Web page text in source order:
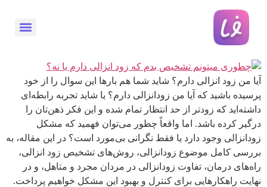
تشخیص زود انزالی آنلاین +
روش درمان زود انزالی
آیا من زود انزالی دارم؟ شاید شما هم بارها این سوال را از خود
پرسیده باشید که آیا من زودانزالی دارم؟ یا شاید تجربه رابطه‌ای
داشته‌اید که زودتر از حد انتظار تمام شده و این فکر ذهن‌تان را
درگیر کرده باشد. اما واقعاً چطور می‌توان فهمید که مشکل
زودانزالی وجود دارد یا فقط نگرانی بی‌مورد است؟ در این مقاله، به
بررسی کامل موضوع زودانزالی، روش‌های تشخیص زود انزالی،
راه‌های درمان، تفاوت زودانزالی در مردان مجرد و متاهل، و در
نهایت راهکارهایی برای کنترل و بهبود این مشکل خواهیم پرداخت.